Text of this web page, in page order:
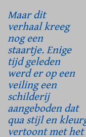
Maar dit
verhaal kreeg
nog een
staartje. Enige
tijd geleden
werd er op een
veiling een
schilderij
aangeboden dat
qua stijl en
vertoont met